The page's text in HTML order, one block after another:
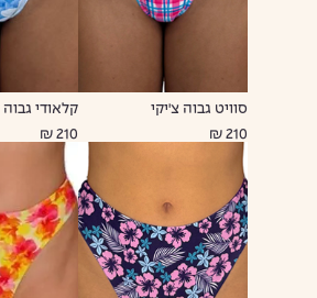
סוויט גבוה צ'יקי
210 ₪
קלאודי גבוה
210 ₪